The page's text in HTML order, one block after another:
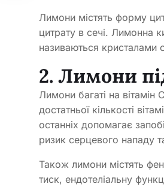
Лимони містять форму
цитрату в сечі. Лимонна
називаються кристалами
2. Лимони
Лимони багаті на
достатньої кількості
останніх допомагає
ризик серцевого нападу
Також лимони містять
тиск, ендотеліальну